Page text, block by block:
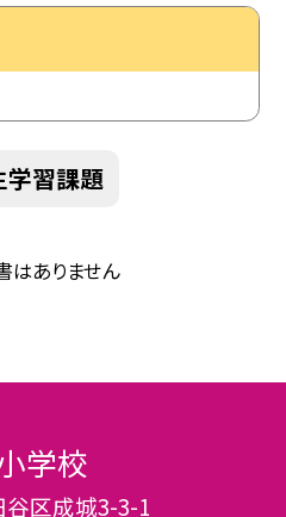
学習課題
はありません
学校
谷区成城3-3-1